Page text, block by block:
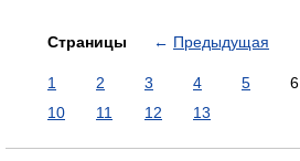
Страницы ← Предыдущая
1 2 3 4 5 6
10
11 12 13